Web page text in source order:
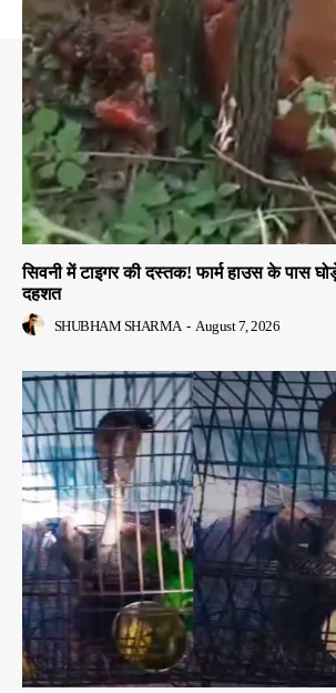
सिवनी में टाइगर की दस्तक! फार्म हाउस के पास
दहशत
SHUBHAM SHARMA - August 7, 2026